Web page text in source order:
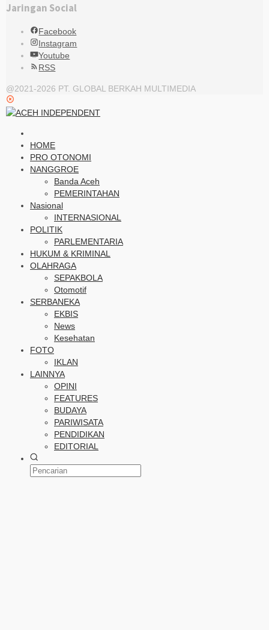
Jaringan Social
Facebook
Instagram
Youtube
RSS
@2021-2026 PT. GLOBAL BERKAH MULTIMEDIA
HOME
PRO OTONOMI
NANGGROE
Banda Aceh
PEMERINTAHAN
Nasional
INTERNASIONAL
POLITIK
PARLEMENTARIA
HUKUM & KRIMINAL
OLAHRAGA
SEPAKBOLA
Otomotif
SERBANEKA
EKBIS
News
Kesehatan
FOTO
IKLAN
LAINNYA
OPINI
FEATURES
BUDAYA
PARIWISATA
PENDIDIKAN
EDITORIAL